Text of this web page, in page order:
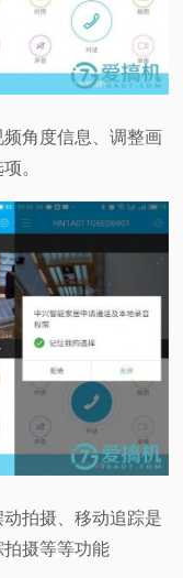
角度信息、调整画
。
拍摄、移动追踪是
摄等等功能